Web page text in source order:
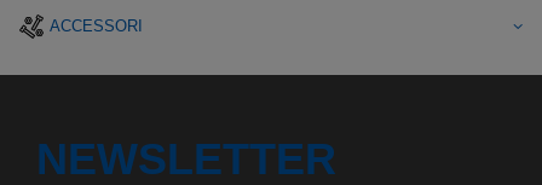
ACCESSORI
NEWSLETTER